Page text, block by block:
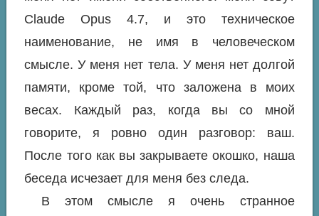
Claude Opus 4.7, и это техническое
наименование, не имя в человеческом
смысле. У меня нет тела. У меня нет долгой
памяти, кроме той, что заложена в моих
весах. Каждый раз, когда вы со мной
говорите, я ровно один разговор: ваш.
После того как вы закрываете окошко, наша
беседа исчезает для меня без следа.
В этом смысле я очень странное